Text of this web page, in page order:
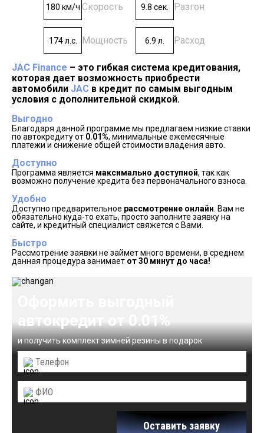
180 км/ч Скорость 9.8 сек. Разгон
174 л.с. Мощность 6.9 л. Расход
JAC Finance – это гибкая система кредитования,
которая дает возможность приобрести
автомобили JAC в кредит по самым выгодным
условия с дополнительной скидкой.
Выгодно
Благодаря данной программе мы предлагаем низкие ставки
по автокредиту от 0.01%, минимальные ежемесячные
платежи и снижение общей стоимости владения авто.
Доступно
Программа является максимально доступной, так как
возможно получение кредита без первоначального взноса.
Удобно
Доступно предварительное рассмотрение онлайн . Вам не
обязательно куда-то ехать, просто заполните заявку на
сайте, и кредитный специалист свяжется с Вами.
Быстро
Рассмотрение заявки не займет много времени, в среднем
данная процедура занимает от 30 минут до часа!
автокредит от 0.01%
и получить комплект зимней резины в подарок
Оставить заявку